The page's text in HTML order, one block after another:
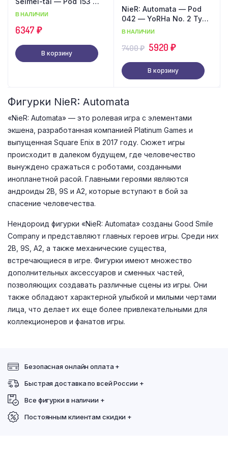
YoRHa No. 9 Type S —
В НАЛИЧИИ
6347 ₽
В корзину
NieR: Automata — Pod
042 — YoRHa No. 2 Type
B — [Nendoroid 1475]
В НАЛИЧИИ
7400₽ Первоначальная
цена
составляла
5920 ₽Текущая
цена:
5920 ₽.
В корзину
Фигурки NieR: Automata
«NieR: Automata» — это ролевая игра с элементами
экшена, разработанная компанией Platinum Games и
выпущенная Square Enix в 2017 году. Сюжет игры
происходит в далеком будущем, где человечество
вынуждено сражаться с роботами, созданными
инопланетной расой. Главными героями являются
андроиды 2B, 9S и A2, которые вступают в бой за
спасение человечества.
Нендороид фигурки «NieR: Automata» созданы Good Smile
Company и представляют главных героев игры. Среди них
2B, 9S, A2, а также механические существа,
встречающиеся в игре. Фигурки имеют множество
дополнительных аксессуаров и сменных частей,
позволяющих создавать различные сцены из игры. Они
также обладают характерной улыбкой и милыми чертами
лица, что делает их еще более привлекательными для
коллекционеров и фанатов игры.
Безопасная онлайн оплата +
Быстрая доставка по всей России +
Все фигурки в наличии +
Постоянным клиентам скидки +